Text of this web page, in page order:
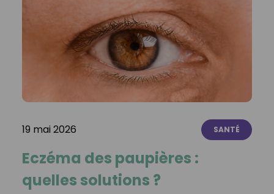
19 mai 2026 SANTÉ
Eczéma des paupières :
quelles solutions ?